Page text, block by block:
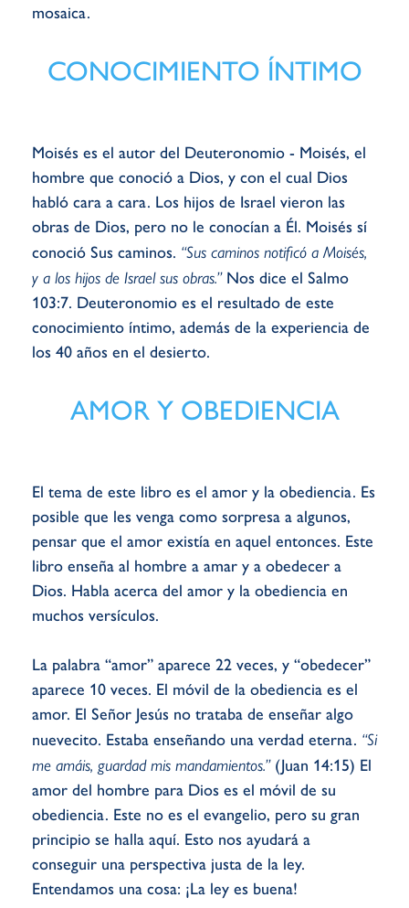
mosaica.
CONOCIMIENTO ÍNTIMO
Moisés es el autor del Deuteronomio - Moisés, el
hombre que conoció a Dios, y con el cual Dios
habló cara a cara. Los hijos de Israel vieron las
obras de Dios, pero no le conocían a Él. Moisés sí
conoció Sus caminos. “Sus caminos notificó a Moisés,
y a los hijos de Israel sus obras.”Nos dice el Salmo
103:7. Deuteronomio es el resultado de este
conocimiento íntimo, además de la experiencia de
los 40 años en el desierto.
AMOR Y OBEDIENCIA
El tema de este libro es el amor y la obediencia. Es
posible que les venga como sorpresa a algunos,
pensar que el amor existía en aquel entonces. Este
libro enseña al hombre a amar y a obedecer a
Dios. Habla acerca del amor y la obediencia en
muchos versículos.
La palabra “amor” aparece 22 veces, y “obedecer”
aparece 10 veces. El móvil de la obediencia es el
amor. El Señor Jesús no trataba de enseñar algo
nuevecito. Estaba enseñando una verdad eterna. “Si
me amáis, guardad mis mandamientos.”(Juan 14:15) El
amor del hombre para Dios es el móvil de su
obediencia. Este no es el evangelio, pero su gran
principio se halla aquí. Esto nos ayudará a
conseguir una perspectiva justa de la ley.
Entendamos una cosa: ¡La ley es buena!